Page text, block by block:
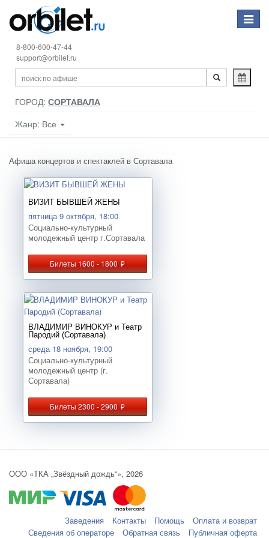
Toggle
8-800-600-47-44
support@orbilet.ru
ГОРОД: СОРТАВАЛА
Жанр: Все
Афиша концертов и спектаклей в Сортавала
ВИЗИТ БЫВШЕЙ ЖЕНЫ
пятница 9 октября, 18:00
Социально-культурный
молодежный центр г.Сортавала
Билеты 1600 - 1800руб.
ВЛАДИМИР ВИНОКУР и Театр
Пародий (Сортавала)
среда 18 ноября, 19:00
Социально-культурный
молодежный центр (г.
Сортавала)
Билеты 2300 - 2900руб.
ООО «ТКА „Звёздный дождь“», 2026
Заведения Контакты Помощь
Оплата и возврат
Сведения об операторе
Обратная связь Публичная оферта